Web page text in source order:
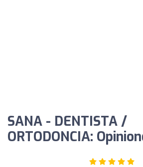
SANA - DENTISTA /
ORTODONCIA: